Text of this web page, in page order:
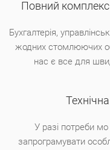
Повний
Бухгалтерiя,
жодних стомлюючих
нас є все для
У разі потреби
запрограмувати